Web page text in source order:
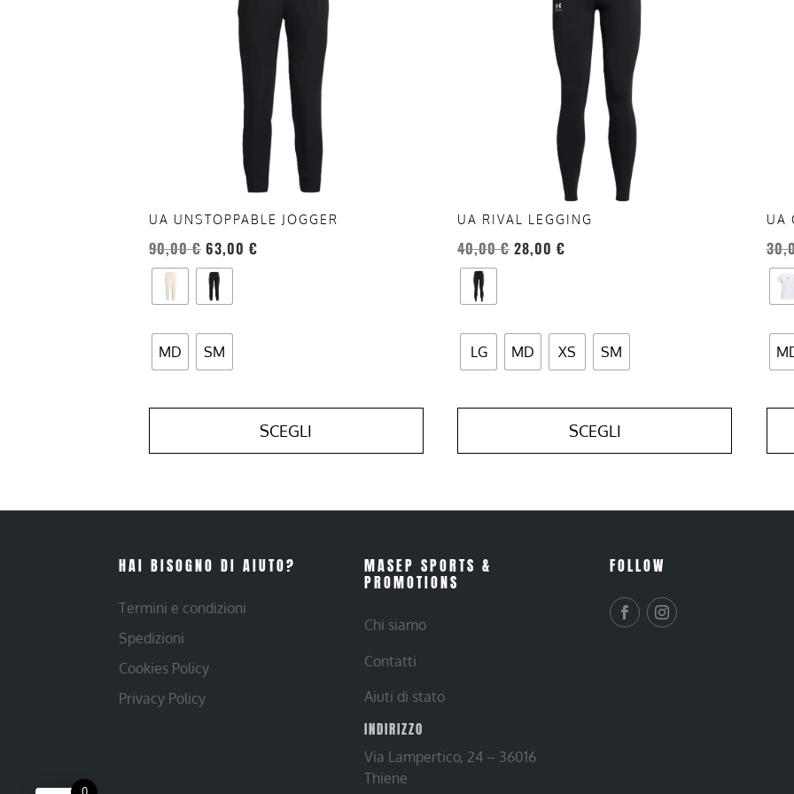
UA UNSTOPPABLE JOGGER
90,00€ 63,00 €
MD SM
SCEGLI
del
prodotto
UA RIVAL LEGGING
40,00€ 28,00€
LG MD XS SM
SCEGLI
del
prodotto
UA
del
HAI BISOGNO DI AIUTO?
Termini e condizioni
Spedizioni
Cookies Policy
Privacy Policy
MASEP SPORTS &
PROMOTIONS
Chi siamo
Contatti
Aiuti di stato
INDIRIZZO
Via Lampertico, 24 – 36016
Thiene
FOLLOW